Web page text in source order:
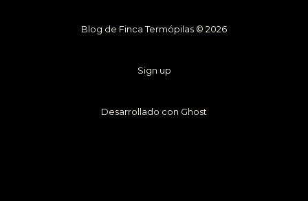
Blog de Finca Termópilas © 2026
Sign up
Desarrollado con Ghost